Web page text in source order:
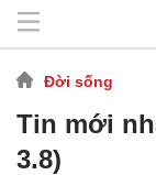
Đời sống
Tin mới
3.8)